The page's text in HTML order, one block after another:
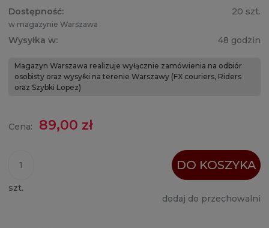
Dostępność: 20 szt.
w magazynie Warszawa
Wysyłka w: 48 godzin
Magazyn Warszawa realizuje wyłącznie zamówienia na odbiór
osobisty oraz wysyłki na terenie Warszawy (FX couriers, Riders
oraz Szybki Lopez)
Cena: 89,00 zł
szt.
DO KOSZYKA
dodaj do przechowalni